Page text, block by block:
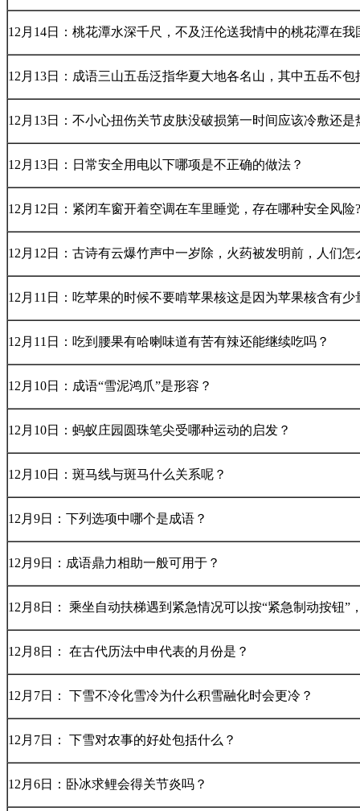
12月14日：桃花潭水深千尺，不及汪伦送我情中的桃花潭在我
12月13日：成语三山五岳泛指华夏大地各名山，其中五岳不包
12月13日：不小心扭伤关节皮肤没破损第一时间应该冷敷还是
12月13日：日常安全用电以下哪项是不正确的做法？
12月12日：紧闭车窗开着空调在车里睡觉，存在哪种安全风险?
12月12日：古诗有云爆竹声中一岁除，火药被发明前，人们怎
12月11日：吃苹果的时候不要啃苹果核这是因为苹果核含有少
12月11日：吃到腰果有哈喇味道有苦有辣还能继续吃吗？
12月10日：成语“雪泥鸿爪”是形容？
12月10日：蚂蚁庄园圆珠笔尖受哪种运动的启发？
12月10日：斑马线与斑马什么关系呢？
12月9日：下列选项中哪个是成语？
12月9日：成语鼎力相助一般可用于？
12月8日： 乘坐自动扶梯遇到紧急情况可以按“紧急制动按钮”
12月8日： 在古代历法中申代表的月份是？
12月7日： 下雪不冷化雪冷为什么积雪融化时会更冷？
12月7日： 下雪对农事的好处包括什么？
12月6日：卧冰求鲤会得关节炎吗？